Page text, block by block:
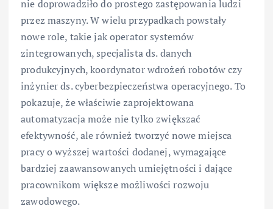
nie doprowadziło do prostego zastępowania ludzi
przez maszyny. W wielu przypadkach powstały
nowe role, takie jak operator systemów
zintegrowanych, specjalista ds. danych
produkcyjnych, koordynator wdrożeń robotów czy
inżynier ds. cyberbezpieczeństwa operacyjnego. To
pokazuje, że właściwie zaprojektowana
automatyzacja może nie tylko zwiększać
efektywność, ale również tworzyć nowe miejsca
pracy o wyższej wartości dodanej, wymagające
bardziej zaawansowanych umiejętności i dające
pracownikom większe możliwości rozwoju
zawodowego.